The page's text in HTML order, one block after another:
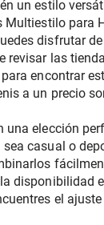
un estilo
Multiestilo para
disfrutar
revisar las
encontrar
a un precio
una elección
casual o
disponibilidad
el